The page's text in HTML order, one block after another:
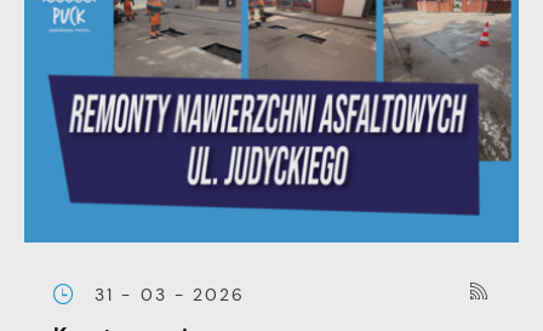
31 - 03 - 2026